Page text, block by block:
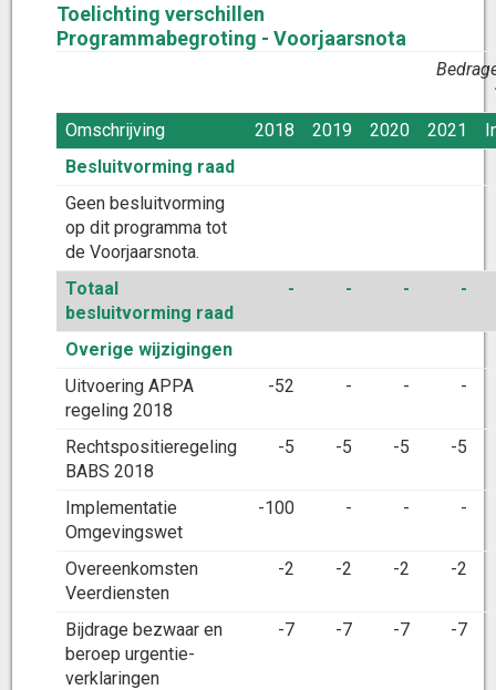
Toelichting verschillen
Programmabegroting - Voorjaarsnota
Omschrijving
2018 2019 2020 2021
Besluitvorming raad
Geen besluitvorming
op dit programma tot
de Voorjaarsnota.
Totaal
besluitvorming raad
- - - -
Overige wijzigingen
Uitvoering APPA
regeling 2018
-52 - - -
Rechtspositieregeling
BABS 2018
-5 -5 -5 -5
Implementatie
Omgevingswet
-100 - - -
Overeenkomsten
Veerdiensten
-2 -2 -2 -2
Bijdrage bezwaar en
beroep urgentie-
verklaringen
-7 -7 -7 -7